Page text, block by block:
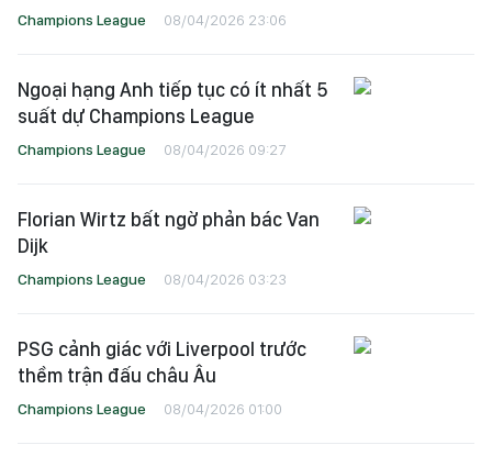
Champions League 08/04/2026 23:06
Ngoại hạng Anh tiếp tục có ít nhất 5
suất dự Champions League
Champions League 08/04/2026 09:27
Florian Wirtz bất ngờ phản bác Van
Dijk
Champions League 08/04/2026 03:23
PSG cảnh giác với Liverpool trước
thềm trận đấu châu Âu
Champions League 08/04/2026 01:00